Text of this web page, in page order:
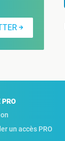
PRO
un accès PRO